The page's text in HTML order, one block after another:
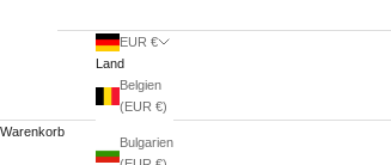
EUR €
Land
Belgien
(EUR €)
Bulgarien
Warenkorb